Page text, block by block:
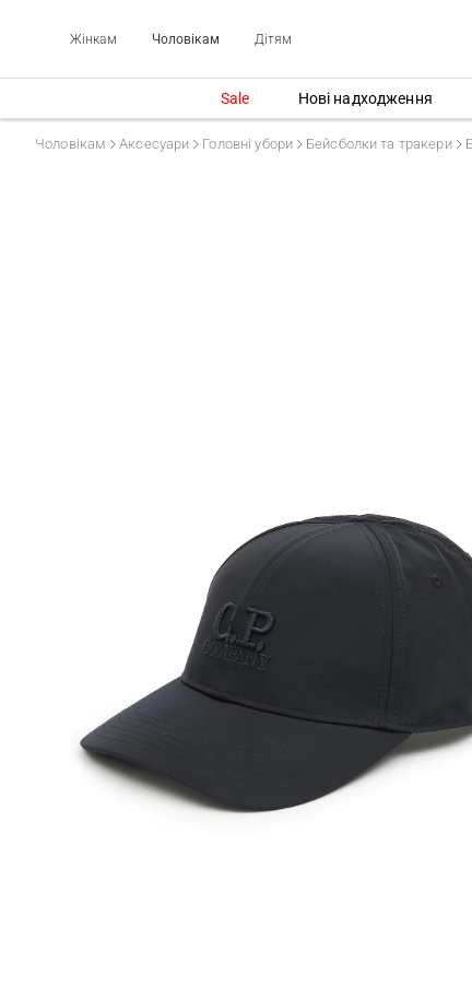
Жінкам Чоловікам Дітям
Sale Нові надходження
Чоловікам Аксесуари Головні убори Бейсболки та тракери